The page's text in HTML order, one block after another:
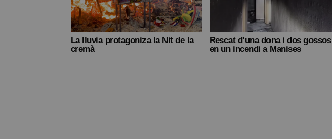
La lluvia protagoniza la Nit de la
cremà
Rescat d’una dona i dos gossos
en un incendi a Manises